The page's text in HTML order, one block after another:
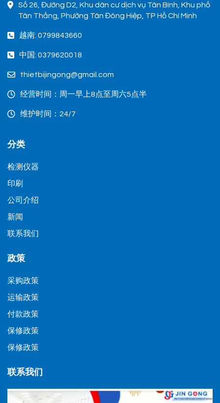
Số 26, Đường D2, Khu dân cư dịch vụ Tân Bình, Khu phố
Tân Thắng, Phường Tân Đông Hiệp, TP Hồ Chí Minh
越南: 0799843660
中国: 0379620018
thietbijingong@gmail.com
经营时间：周一早上8点至周六5点半
维护时间：24/7
分类
检测仪器
印刷
公司介绍
新闻
联系我们
政策
采购政策
运输政策
付款政策
保修政策
保修政策
联系我们